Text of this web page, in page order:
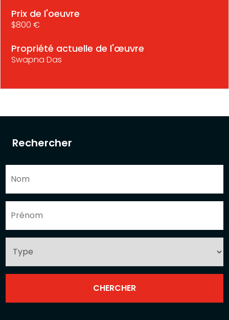
Rechercher
Prix de l'oeuvre
$800 €
Propriété actuelle de l'œuvre
Swapna Das